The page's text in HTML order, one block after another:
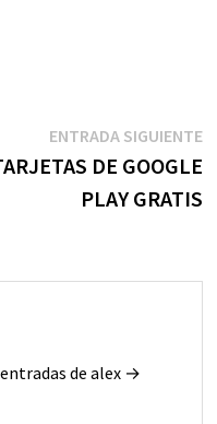
ENTRADA SIGUIENTE
DE GOOGLE
PLAY GRATIS
de alex →